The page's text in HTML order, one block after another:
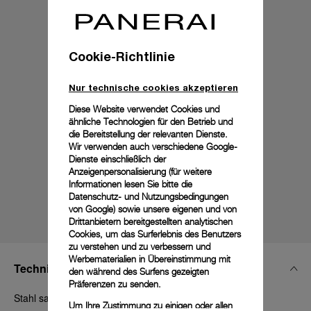
Technische Details
Stahl satiniert, 20 mm, PAM Click Release System™
Cookie-Richtlinie
Nur technische cookies akzeptieren
Diese Website verwendet Cookies und
ähnliche Technologien für den Betrieb und
die Bereitstellung der relevanten Dienste.
Wir verwenden auch verschiedene Google-
Dienste einschließlich der
Anzeigenpersonalisierung (für weitere
Informationen lesen Sie bitte die
Datenschutz- und Nutzungsbedingungen
von Google) sowie unsere eigenen und von
Drittanbietern bereitgestellten analytischen
Cookies, um das Surferlebnis des Benutzers
zu verstehen und zu verbessern und
Werbematerialien in Übereinstimmung mit
den während des Surfens gezeigten
Präferenzen zu senden.
Um Ihre Zustimmung zu einigen oder allen